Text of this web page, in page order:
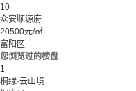
10
众安顺源府
20500元/㎡
富阳区
您浏览过的楼盘
1
桐绿·云山境